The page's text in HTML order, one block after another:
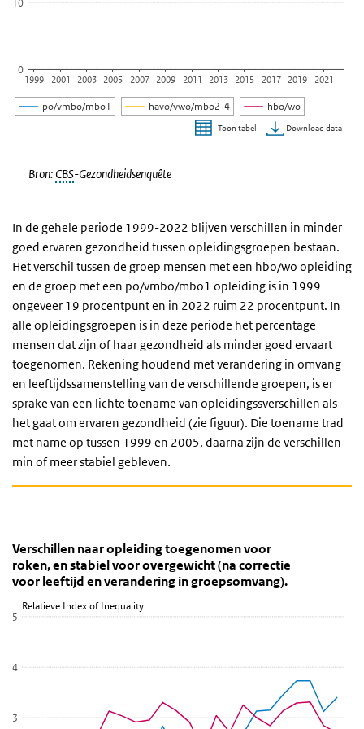
po/vmbo/mbo1 havo/vwo/mbo2-4 hbo/wo
0
10
1999 2001 2003 2005 2007 2009 2011 2013 2015 2017 2019 2021
Toon tabel Download data
Bron: CBS-Gezondheidsenquête
In de gehele periode 1999-2022 blijven verschillen in minder
goed ervaren gezondheid tussen opleidingsgroepen bestaan.
Het verschil tussen de groep mensen met een hbo/wo opleiding
en de groep met een po/vmbo/mbo1 opleiding is in 1999
ongeveer 19 procentpunt en in 2022 ruim 22 procentpunt. In
alle opleidingsgroepen is in deze periode het percentage
mensen dat zijn of haar gezondheid als minder goed ervaart
toegenomen. Rekening houdend met verandering in omvang
en leeftijdssamenstelling van de verschillende groepen, is er
sprake van een lichte toename van opleidingssverschillen als
het gaat om ervaren gezondheid (zie figuur). Die toename trad
met name op tussen 1999 en 2005, daarna zijn de verschillen
min of meer stabiel gebleven.
Verschillen naar opleiding toegenomen
Sla de grafiek 'Verschillen naar opleiding toegenomen voor
Verschillen naar opleiding toegenomen voor
Lijn grafiek met 4 lijnen.
Bekijk als data tabel.
De grafiek heeft 1 X-as die categories weergeeft.
Relatieve Index of Inequality
Verschillen naar opleiding toegenomen voor
roken, en stabiel voor overgewicht (na correctie
voor leeftijd en verandering in groepsomvang).
3
4
5